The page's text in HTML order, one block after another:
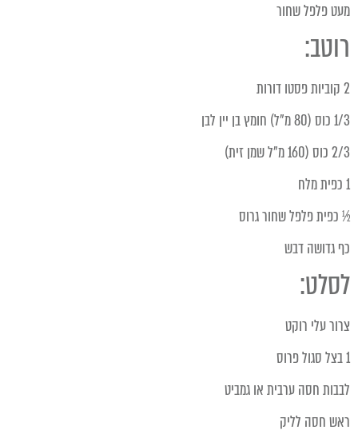
מעט פלפל שחור
רוטב:
2 קוביות פסטו דורות
1/3 כוס (80 מ"ל) חומץ בן יין לבן
2/3 כוס (160 מ"ל שמן זית)
1 כפית מלח
½ כפית פלפל שחור גרוס
כף גדושה דבש
לסלט:
צרור עלי רוקט
1 בצל סגול פרוס
לבבות חסה ערבית או גמביט
ראש חסה לליק